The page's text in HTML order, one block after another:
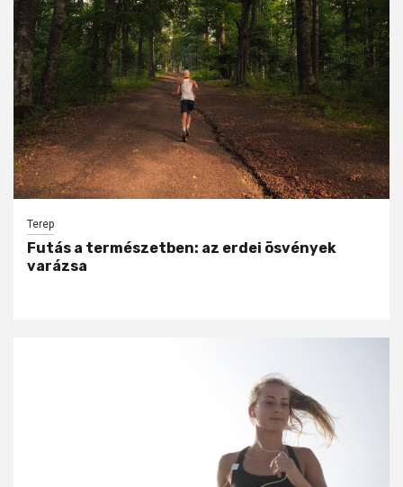
Terep
Futás a természetben: az erdei ösvények
varázsa